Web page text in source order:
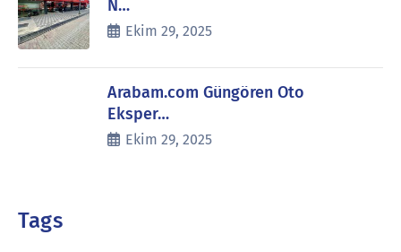
N…
Ekim 29, 2025
Arabam.com Güngören Oto
Eksper…
Ekim 29, 2025
Tags